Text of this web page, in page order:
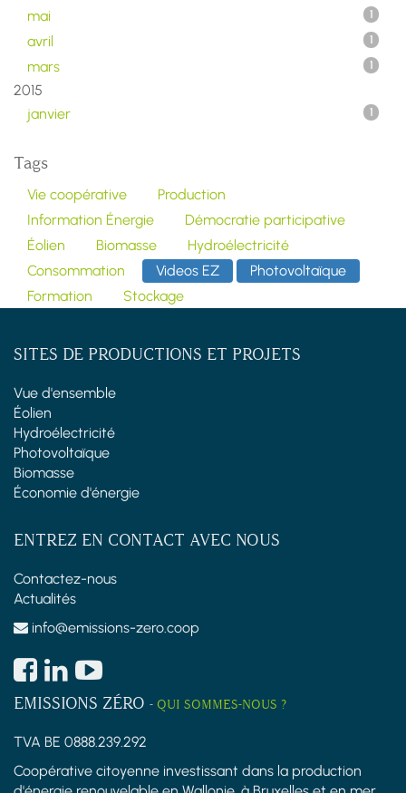
mai 1
avril 1
mars 1
2015
janvier
1
Tags
Vie coopérative
Production
Information Énergie
Démocratie participative
Éolien
Biomasse
Hydroélectricité
Consommation
Videos EZ
Photovoltaïque
Formation
Stockage
SITES DE PRODUCTIONS ET PROJETS
Vue d'ensemble
Éolien
Hydroélectricité
Photovoltaïque
Biomasse
Économie d'énergie
ENTREZ EN CONTACT AVEC NOUS
Contactez-nous
Actualités
info@emissions-zero.coop
EMISSIONS ZÉRO - QUI SOMMES-NOUS ?
TVA BE 0888.239.292
Coopérative citoyenne investissant dans la production